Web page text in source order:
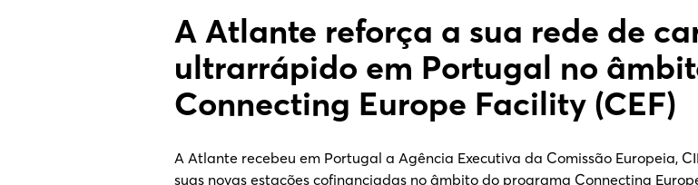
A Atlante reforça a sua rede de
ultrarrápido em Portugal no
Connecting Europe Facility (CEF)
A Atlante recebeu em Portugal a Agência Executiva da Comissão Europeia,
suas novas estações cofinanciadas no âmbito do programa Connecting